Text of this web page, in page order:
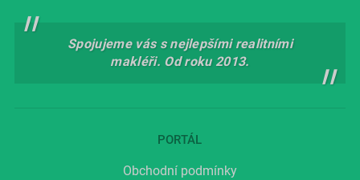
Spojujeme vás s nejlepšími realitními
makléři. Od roku 2013.
PORTÁL
Obchodní podmínky